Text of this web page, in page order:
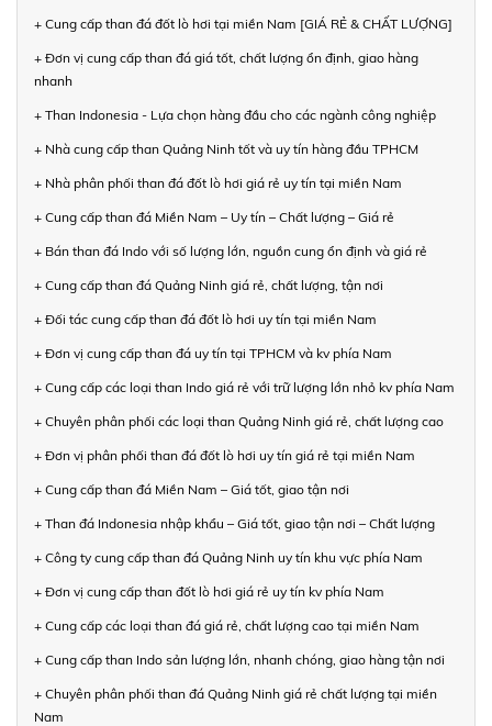
+ Cung cấp than đá đốt lò hơi tại miền Nam [GIÁ RẺ & CHẤT LƯỢNG]
+ Đơn vị cung cấp than đá giá tốt, chất lượng ổn định, giao hàng
nhanh
+ Than Indonesia - Lựa chọn hàng đầu cho các ngành công nghiệp
+ Nhà cung cấp than Quảng Ninh tốt và uy tín hàng đầu TPHCM
+ Nhà phân phối than đá đốt lò hơi giá rẻ uy tín tại miền Nam
+ Cung cấp than đá Miền Nam – Uy tín – Chất lượng – Giá rẻ
+ Bán than đá Indo với số lượng lớn, nguồn cung ổn định và giá rẻ
+ Cung cấp than đá Quảng Ninh giá rẻ, chất lượng, tận nơi
+ Đối tác cung cấp than đá đốt lò hơi uy tín tại miền Nam
+ Đơn vị cung cấp than đá uy tín tại TPHCM và kv phía Nam
+ Cung cấp các loại than Indo giá rẻ với trữ lượng lớn nhỏ kv phía Nam
+ Chuyên phân phối các loại than Quảng Ninh giá rẻ, chất lượng cao
+ Đơn vị phân phối than đá đốt lò hơi uy tín giá rẻ tại miền Nam
+ Cung cấp than đá Miền Nam – Giá tốt, giao tận nơi
+ Than đá Indonesia nhập khẩu – Giá tốt, giao tận nơi – Chất lượng
+ Công ty cung cấp than đá Quảng Ninh uy tín khu vực phía Nam
+ Đơn vị cung cấp than đốt lò hơi giá rẻ uy tín kv phía Nam
+ Cung cấp các loại than đá giá rẻ, chất lượng cao tại miền Nam
+ Cung cấp than Indo sản lượng lớn, nhanh chóng, giao hàng tận nơi
+ Chuyên phân phối than đá Quảng Ninh giá rẻ chất lượng tại miền
Nam